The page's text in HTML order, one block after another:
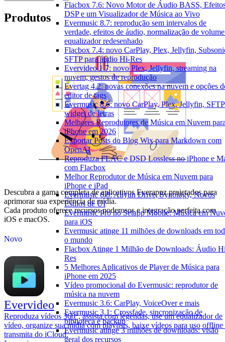
Flacbox 7.6: Novo Motor de Áudio BASS,
DSP e um Visualizador de Música ao Vivo
Evermusic 8.7: reprodução sem intervalos de
verdade, efeitos de áudio, normalização de
equalizador redesenhado
Flacbox 7.4: novo CarPlay, Plex, Jellyfin,
SFTP para áudio Hi-Res
Evervideo 1.7: novo Plex, Jellyfin, streaming na
nuvem, gestos de reprodução
Evertag 4.2: novas conexões na nuvem e opções
editor de tags
Evermusic 8.6: novo CarPlay, Plex, Jellyfin,
widget de letras
Melhores Reprodutores de Música em Nuvem
iPhone em 2026
Exportar Posts do Blog Wix para Markdown com
OpenAI
Reproduza FLAC e DSD Lossless no iPhone e
com Flacbox
Melhor Reprodutor de Música em Nuvem para
iPhone e iPad
Evermusic 6.8: Aliyun Drive, Synology, Novos
Estilos de UI
Evermusic Pro no Setapp Mobile: Música em
para iOS
Evermusic atinge 11 milhões de downloads em
o mundo
Flacbox Atinge 1 Milhão de Downloads: Áudio
Res
5 Melhores Aplicativos de Player de Música para
iPhone em 2025
Vídeo promocional do Evermusic: reprodutor de
música na nuvem
Evermusic 3.6: CarPlay, VoiceOver e mais
Evermusic 3.1: Crossfade, sincronização de
biblioteca e backup
Evermusic atinge 3 milhões de downloads: visão
geral dos recursos
Produtos
Descubra a gama completa de aplicativos Everappz projetados para
aprimorar sua experiência de mídia.
Cada produto oferece recursos poderosos e integração perfeita com
iOS e macOS.
Evervideo
Reproduza vídeos 360°, assista com legendas, use um equalizador de
vídeo, organize sua mídia com playlists, baixe vídeos para uso offline
transmita do iCloud.
Novo